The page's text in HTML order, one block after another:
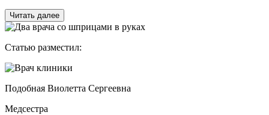
Читать далее
Статью разместил:
Подобная Виолетта Сергеевна
Медсестра